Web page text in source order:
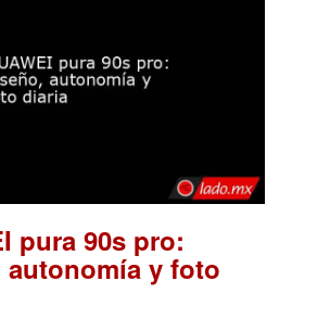
pura 90s pro:
y foto